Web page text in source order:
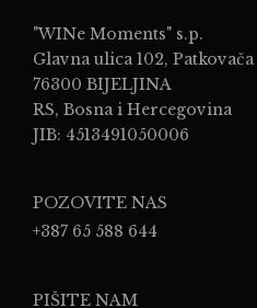
"WINe Moments" s.p.
Glavna ulica 102, Patkovača
76300 BIJELJINA
RS, Bosna i Hercegovina
JIB: 4513491050006
POZOVITE NAS
+387 65 588 644
PIŠITE NAM